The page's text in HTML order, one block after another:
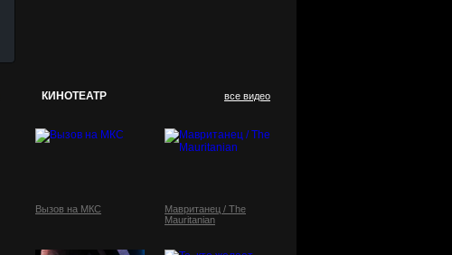
КИНОТЕАТР все видео
Вызов на МКС
Мавританец / The
Mauritanian